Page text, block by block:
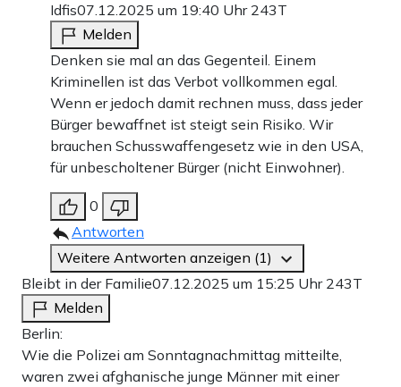
Idfis07.12.2025 um 19:40 Uhr 243T
Melden
Denken sie mal an das Gegenteil. Einem
Kriminellen ist das Verbot vollkommen egal.
Wenn er jedoch damit rechnen muss, dass jeder
Bürger bewaffnet ist steigt sein Risiko. Wir
brauchen Schusswaffengesetz wie in den USA,
für unbescholtener Bürger (nicht Einwohner).
0
Antworten
Weitere Antworten anzeigen (1)
Bleibt in der Familie07.12.2025 um 15:25 Uhr 243T
Melden
Berlin:
Wie die Polizei am Sonntagnachmittag mitteilte,
waren zwei afghanische junge Männer mit einer